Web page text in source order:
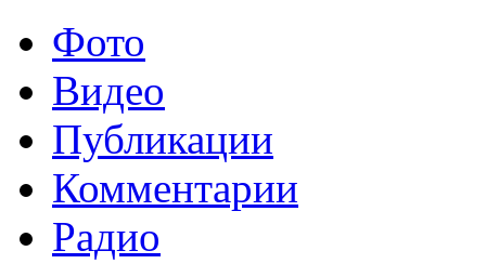
Фото
Видео
Публикации
Комментарии
Радио